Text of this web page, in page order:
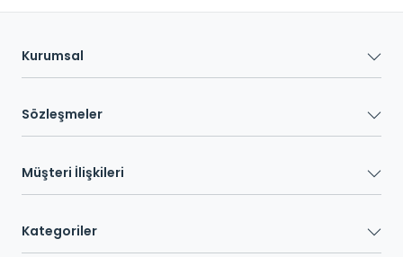
Kurumsal
Sözleşmeler
Müşteri İlişkileri
Kategoriler